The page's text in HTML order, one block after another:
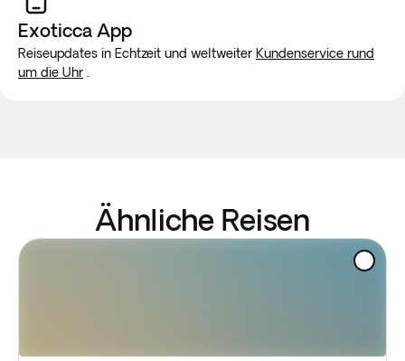
Exoticca App
Reiseupdates in Echtzeit und weltweiter Kundenservice rund
um die Uhr
Ähnliche Reisen